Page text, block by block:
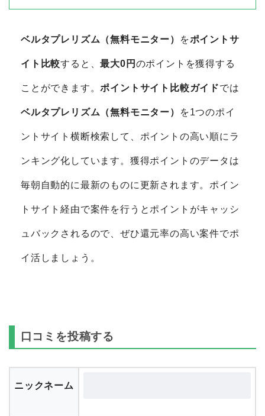
ベルタプレリズム（無料モニター） をポイントサ
イト比較すると、最大0円 のポイントを獲得する
ことができます。ポイントサイト比較ガイドでは
ベルタプレリズム（無料モニター） を1つのポイ
ントサイト横断検索して、ポイントの高い順にラ
ンキング化しています。獲得ポイントのデータは
毎朝自動的に最新のものに更新されます。ポイン
トサイト経由で案件を行うとポイントがキャッシ
ュバックされるので、ぜひ還元率の高い案件でポ
イ活しましょう。
口コミを投稿する
ニックネーム